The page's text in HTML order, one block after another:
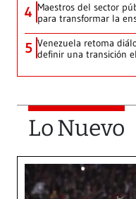
4 Maestros del sector
para transformar la
5 Venezuela retoma
definir una transición
Lo Nuevo